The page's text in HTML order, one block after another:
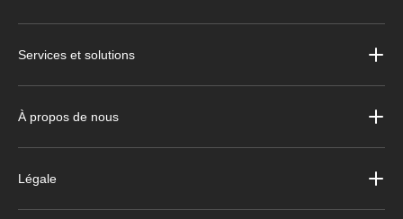
Services et solutions
À propos de nous
Légale